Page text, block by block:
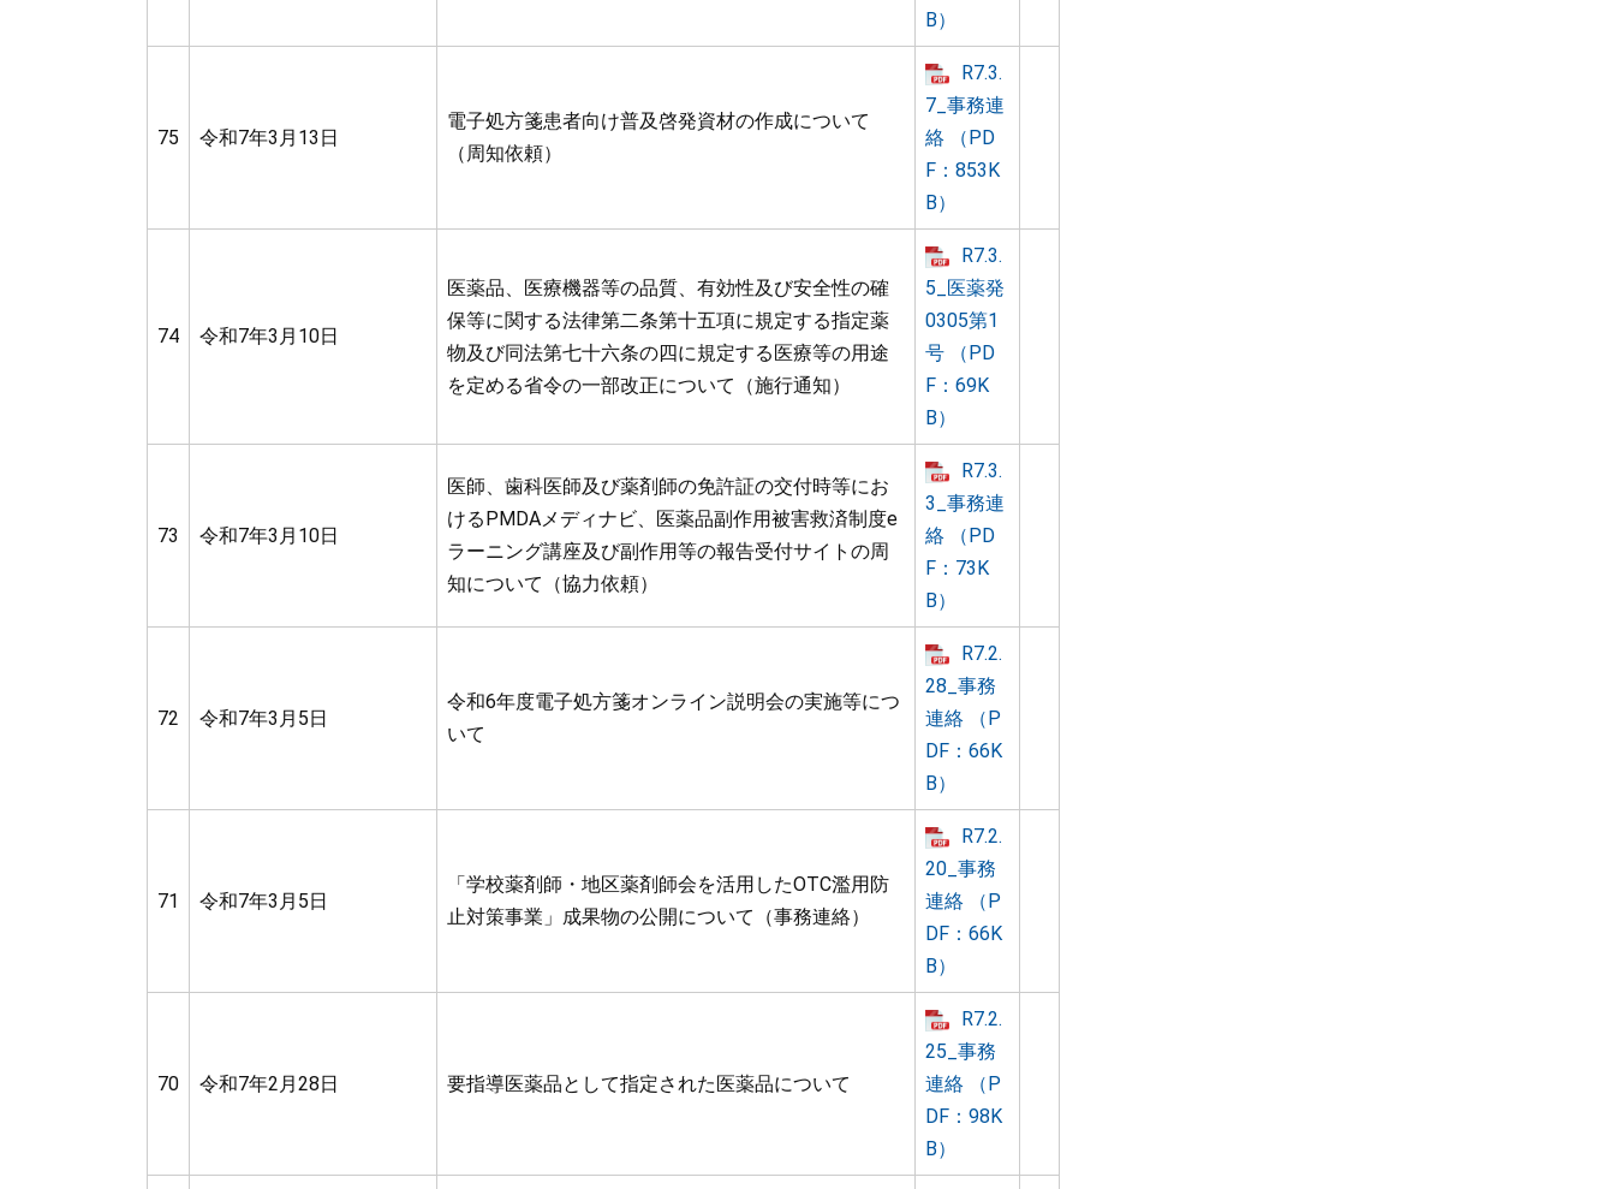
B）
75 令和7年3月13日
電子処方箋患者向け普及啓発資材の作成について
（周知依頼）
R7.3.
7_事務連
絡 （PD
F：853K
B）
74 令和7年3月10日
医薬品、医療機器等の品質、有効性及び安全性の確
保等に関する法律第二条第十五項に規定する指定薬
物及び同法第七十六条の四に規定する医療等の用途
を定める省令の一部改正について（施行通知）
R7.3.
5_医薬発
0305第1
号 （PD
F：69K
B）
73 令和7年3月10日
医師、歯科医師及び薬剤師の免許証の交付時等にお
けるPMDAメディナビ、医薬品副作用被害救済制度e
ラーニング講座及び副作用等の報告受付サイトの周
知について（協力依頼）
R7.3.
3_事務連
絡 （PD
F：73K
B）
72 令和7年3月5日
令和6年度電子処方箋オンライン説明会の実施等につ
いて
R7.2.
28_事務
連絡 （P
DF：66K
B）
71 令和7年3月5日
「学校薬剤師・地区薬剤師会を活用したOTC濫用防
止対策事業」成果物の公開について（事務連絡）
R7.2.
20_事務
連絡 （P
DF：66K
B）
70 令和7年2月28日 要指導医薬品として指定された医薬品について
R7.2.
25_事務
連絡 （P
DF：98K
B）